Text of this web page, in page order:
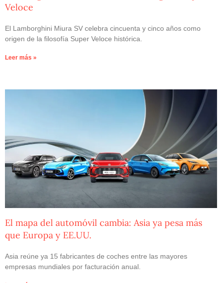
Veloce
El Lamborghini Miura SV celebra cincuenta y cinco años como
origen de la filosofía Super Veloce histórica.
Leer más »
El mapa del automóvil cambia: Asia ya pesa más
que Europa y EE.UU.
Asia reúne ya 15 fabricantes de coches entre las mayores
empresas mundiales por facturación anual.